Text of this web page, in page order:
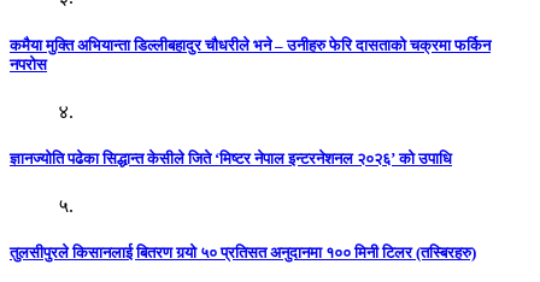
कमैया मुक्ति अभियान्ता डिल्लीबहादुर चौधरीले भने – उनीहरु फेरि दासताको चक्रमा फर्किन
नपरोस
४.
ज्ञानज्योति पढेका सिद्धान्त केसीले जिते ‘मिष्टर नेपाल इन्टरनेशनल २०२६’ को उपाधि
५.
तुलसीपुरले किसानलाई बितरण गर्‍यो ५० प्रतिसत अनुदानमा १०० मिनी टिलर (तस्बिरहरु)